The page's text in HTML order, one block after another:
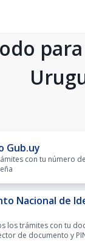
Gub.uy
con tu número
Nacional de
los trámites con tu
de documento y